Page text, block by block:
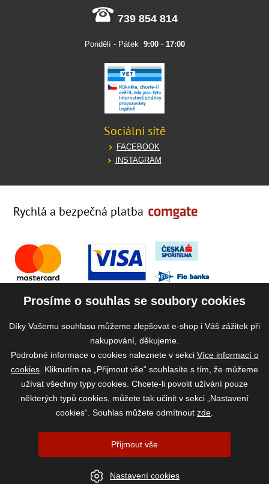
739 854 814
Pondělí - Pátek 9:00- 17:00
Sociální sítě
FACEBOOK
INSTAGRAM
Rychlá a bezpečná platba
2026 ©www.vase-krmivo.cz- Tomáš Kroupa e-shop, Kanice 307, 664 01
Brno-venkov, IČ: 75785439
Prosíme o souhlas se soubory cookies
Díky Vašemu souhlasu můžeme zlepšovat e-shop i Váš zážitek při
nakupování, děkujeme.
Podrobné informace o cookies naleznete v sekci Více informací o
cookies . Kliknutím na „Přijmout vše“ souhlasíte s tím, že můžeme
užívat všechny typy cookies. Chcete-li povolit užívání pouze
některých typů cookies, můžete tak učinit v sekci „Nastavení
cookies“. Souhlas můžete odmítnout zde
Přijmout vše
Nastavení cookies